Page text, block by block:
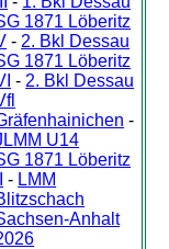
1871 Löberitz
- 2. Bkl Dessau
1871 Löberitz
- 2. Bkl Dessau
-
U14
1871 Löberitz
- LMM
Anhalt